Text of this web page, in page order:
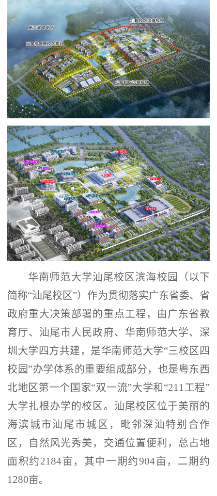
华南师范大学汕尾校区滨海校园（以下
简称“汕尾校区”）作为贯彻落实广东省委、省
政府重大决策部署的重点工程，由广东省教
育厅、汕尾市人民政府、华南师范大学、深
圳大学四方共建，是华南师范大学“三校区四
校园”办学体系的重要组成部分，也是粤东西
北地区第一个国家“双一流”大学和“211 工程”
大学扎根办学的校区。汕尾校区位于美丽的
海滨城市汕尾市城区，毗邻深汕特别合作
区，自然风光秀美，交通位置便利，总占地
面积约2184亩，其中一期约904亩，二期约
1280亩。